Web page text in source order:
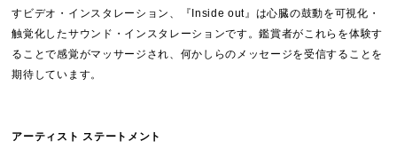
すビデオ・インスタレーション、『Inside out​​』は心臓の鼓動を可視化・
触覚化​​したサウンド・インスタレーションです。鑑賞者がこれらを体験す
ることで感覚がマッサージされ、何かしらのメッセージを受信することを
期待しています。
アーティスト ステートメント